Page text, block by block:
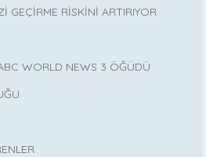
GEÇİRME RİSKİNİ ARTIRIYOR
WORLD NEWS 3 ÖĞÜDÜ